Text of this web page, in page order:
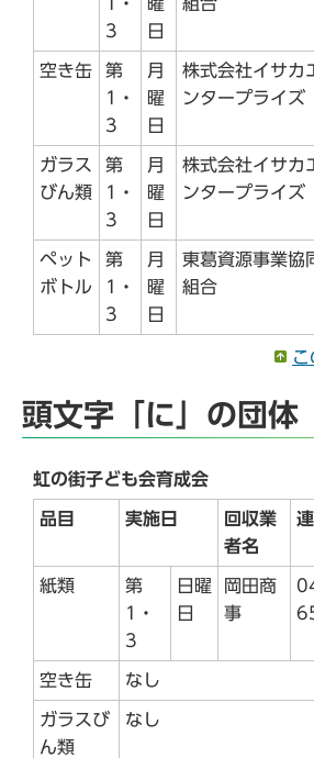
1・
3
曜
日
組合
空き缶
第
1・
3
月
曜
日
株式会社イサカ
ンタープライズ
ガラス
びん類
第
1・
3
月
曜
日
株式会社イサカ
ンタープライズ
ペット
ボトル
第
1・
3
月
曜
日
東葛資源事業協
組合
頭文字「に」の団体
虹の街子ども会育成会
品目 実施日
回収業
者名
紙類
第
1・
3
日曜
日
岡田商
事
空き缶 なし
ガラスび
ん類
なし